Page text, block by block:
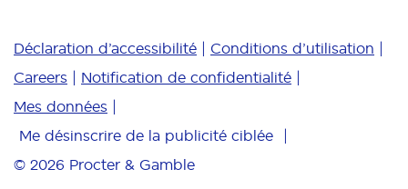
Déclaration d’accessibilité
Conditions d’utilisation
Careers
Notification de confidentialité
Mes données
Me désinscrire de la publicité ciblée
© 2026 Procter & Gamble